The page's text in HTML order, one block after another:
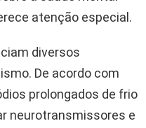
atenção especial.
diversos
De acordo com
prolongados de frio
neurotransmissores e